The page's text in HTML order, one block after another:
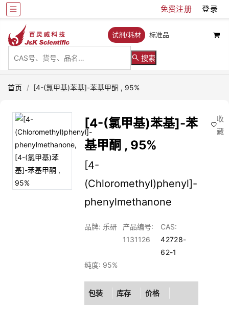
免费注册 登录
试剂/耗材 标准品
搜索
首页 / [4-(氯甲基)苯基]-苯基甲酮 , 95%
[4-(氯甲基)苯基]-苯
基甲酮 , 95%
[4-
(Chloromethyl)phenyl]-
phenylmethanone
品牌: 乐研
产品编号:
1131126
CAS:
42728-
62-1
纯度: 95%
包装 库存 价格
收
藏